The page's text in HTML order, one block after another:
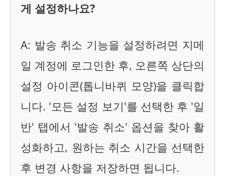
게 설정하나요?
A: 발송 취소 기능을 설정하려면 지메
일 계정에 로그인한 후, 오른쪽 상단의
설정 아이콘(톱니바퀴 모양)을 클릭합
니다. '모든 설정 보기'를 선택한 후 '일
반' 탭에서 '발송 취소' 옵션을 찾아 활
성화하고, 원하는 취소 시간을 선택한
후 변경 사항을 저장하면 됩니다.